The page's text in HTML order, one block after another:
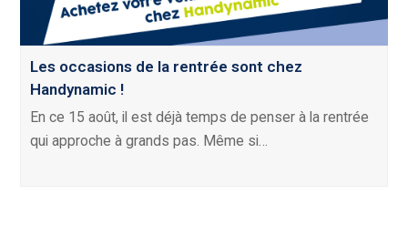
Les occasions de la rentrée sont chez
Handynamic !
En ce 15 août, il est déjà temps de penser à la rentrée
qui approche à grands pas. Même si…